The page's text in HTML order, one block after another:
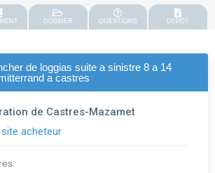
DOSSIER QUESTIONS DEPOT
de loggias suite a sinistre 8 a 14
a castres
de Castres-Mazamet
acheteur